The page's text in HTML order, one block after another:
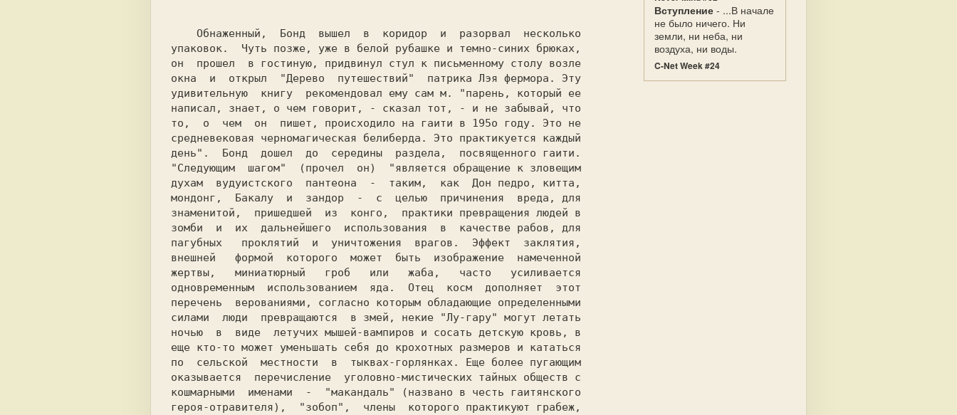
упаковок.  Чуть позже, уже в белой рубашке и темно-синих брюках,
он  прошел  в гостиную, придвинул стул к письменному столу возле
окна  и  открыл  "Дерево  путешествий"  патрика Лэя фермора. Эту
удивительную  книгу  рекомендовал ему сам м. "парень, который ее
написал, знает, о чем говорит, - сказал тот, - и не забывай, что
то,  о  чем  он  пишет, происходило на гаити в 195о году. Это не
средневековая черномагическая белиберда. Это практикуется каждый
день".  Бонд  дошел  до  середины  раздела,  посвященного гаити.
"Следующим  шагом"  (прочел  он)  "является обращение к зловещим
духам  вудуистского  пантеона  -  таким,  как  Дон педро, китта,
мондонг,  Бакалу  и  зандор  -  с  целью  причинения  вреда, для
знаменитой,  пришедшей  из  конго,  практики превращения людей в
зомби  и  их  дальнейшего  использования  в  качестве рабов, для
пагубных   проклятий  и  уничтожения  врагов.  Эффект  заклятия,
внешней   формой  которого  может  быть  изображение  намеченной
жертвы,   миниатюрный   гроб   или   жаба,   часто   усиливается
перечень  верованиями, согласно которым обладающие определенными
силами  люди  превращаются  в змей, некие "Лу-гару" могут летать
ночью  в  виде  летучих мышей-вампиров и сосать детскую кровь, в
еще кто-то может уменьшать себя до крохотных размеров и кататься
по  сельской  местности  в  тыквах-горлянках. Еще более пугающим
оказывается  перечисление  уголовно-мистических тайных обществ с
кошмарными  именами  -  "макандаль" (названо в честь гаитянского
героя-отравителя),  "зобоп",  члены  которого практикуют грабеж,
Вступление - ...В начале
не было ничего. Ни
земли, ни неба, ни
воздуха, ни воды.
C-Net Week #24